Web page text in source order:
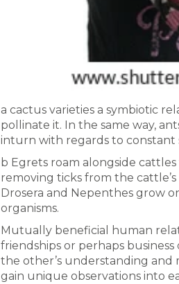
a cactus varieties a symbiotic
pollinate it. In the same way,
inturn with regards to constant
b Egrets roam alongside
removing ticks from the
Drosera and Nepenthes grow
organisms.
Mutually beneficial human
friendships or perhaps
the other’s understanding
gain unique observations into